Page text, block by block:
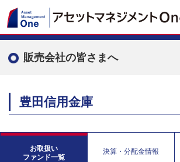
販売会社の皆さまへ
豊田信用金庫
お取扱い
ファンド一覧
決算・分配金情報